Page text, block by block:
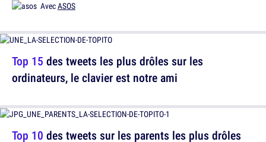
AvecASOS
Top 10 des tweets sur les parents les plus drôles
Top 15 des tweets les plus drôles sur les
ordinateurs, le clavier est notre ami